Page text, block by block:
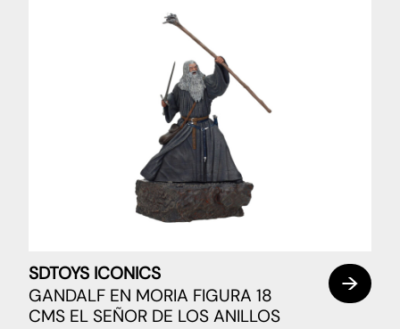
SDTOYS ICONICS
GANDALF EN MORIA FIGURA 18
CMS EL SEÑOR DE LOS ANILLOS